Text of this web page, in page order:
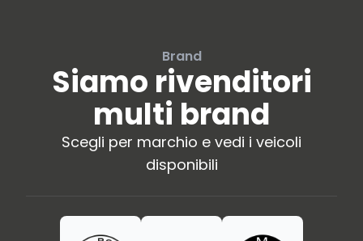
Brand
Siamo rivenditori
multi brand
Scegli per marchio e vedi i veicoli
disponibili